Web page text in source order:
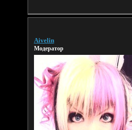
Aivelin
Модератор